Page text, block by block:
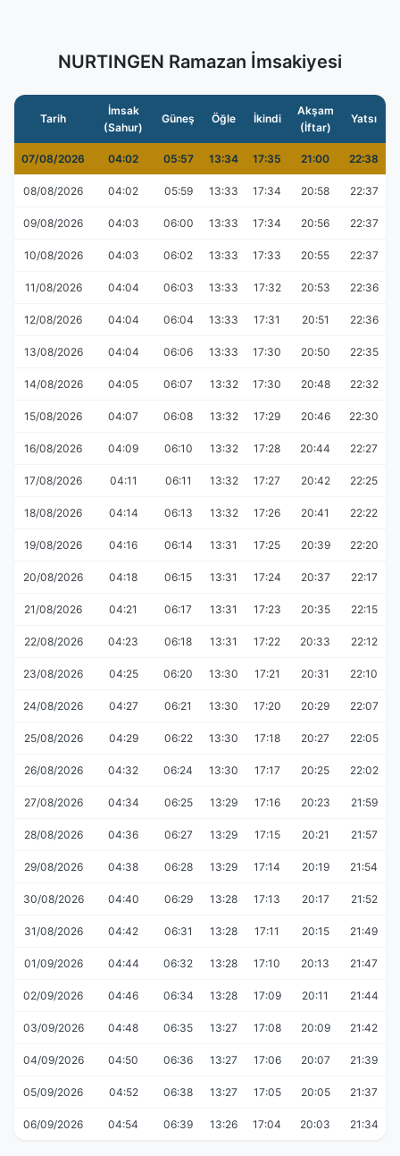
NURTINGEN Ramazan İmsakiyesi
Tarih
İmsak
(Sahur)
Güneş Öğle İkindi
Akşam
(İftar)
Yatsı
07/08/2026 04:02 05:57 13:34 17:35 21:00 22:38
08/08/2026 04:02 05:59 13:33 17:34 20:58 22:37
09/08/2026 04:03 06:00 13:33 17:34 20:56 22:37
10/08/2026 04:03 06:02 13:33 17:33 20:55 22:37
11/08/2026 04:04 06:03 13:33 17:32 20:53 22:36
12/08/2026 04:04 06:04 13:33 17:31 20:51 22:36
13/08/2026 04:04 06:06 13:33 17:30 20:50 22:35
14/08/2026 04:05 06:07 13:32 17:30 20:48 22:32
15/08/2026 04:07 06:08 13:32 17:29 20:46 22:30
16/08/2026 04:09 06:10 13:32 17:28 20:44 22:27
17/08/2026 04:11 06:11 13:32 17:27 20:42 22:25
18/08/2026 04:14 06:13 13:32 17:26 20:41 22:22
19/08/2026 04:16 06:14 13:31 17:25 20:39 22:20
20/08/2026 04:18 06:15 13:31 17:24 20:37 22:17
21/08/2026 04:21 06:17 13:31 17:23 20:35 22:15
22/08/2026 04:23 06:18 13:31 17:22 20:33 22:12
23/08/2026 04:25 06:20 13:30 17:21 20:31 22:10
24/08/2026 04:27 06:21 13:30 17:20 20:29 22:07
25/08/2026 04:29 06:22 13:30 17:18 20:27 22:05
26/08/2026 04:32 06:24 13:30 17:17 20:25 22:02
27/08/2026 04:34 06:25 13:29 17:16 20:23 21:59
28/08/2026 04:36 06:27 13:29 17:15 20:21 21:57
29/08/2026 04:38 06:28 13:29 17:14 20:19 21:54
30/08/2026 04:40 06:29 13:28 17:13 20:17 21:52
31/08/2026 04:42 06:31 13:28 17:11 20:15 21:49
01/09/2026 04:44 06:32 13:28 17:10 20:13 21:47
02/09/2026 04:46 06:34 13:28 17:09 20:11 21:44
03/09/2026 04:48 06:35 13:27 17:08 20:09 21:42
04/09/2026 04:50 06:36 13:27 17:06 20:07 21:39
05/09/2026 04:52 06:38 13:27 17:05 20:05 21:37
06/09/2026 04:54 06:39 13:26 17:04 20:03 21:34